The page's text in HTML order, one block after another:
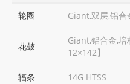
轮圈 Giant,双层,铝
花鼓
Giant,铝合金,
12×142】
辐条 14G HTSS